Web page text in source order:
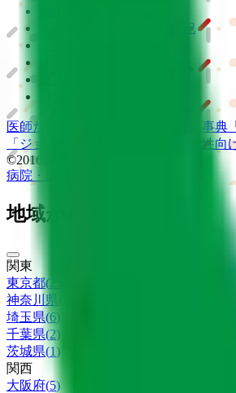
特定商取引法に基づく表記
医師たちがつくる オンライン医療事典
「ジョブメドレー
女性向
©2016 MEDLEY, INC.
病院・診療所
地域からさがす
関東
東京都(25
神奈川県
埼玉県(6)
千葉県(2)
茨城県(1)
関西
大阪府(5)